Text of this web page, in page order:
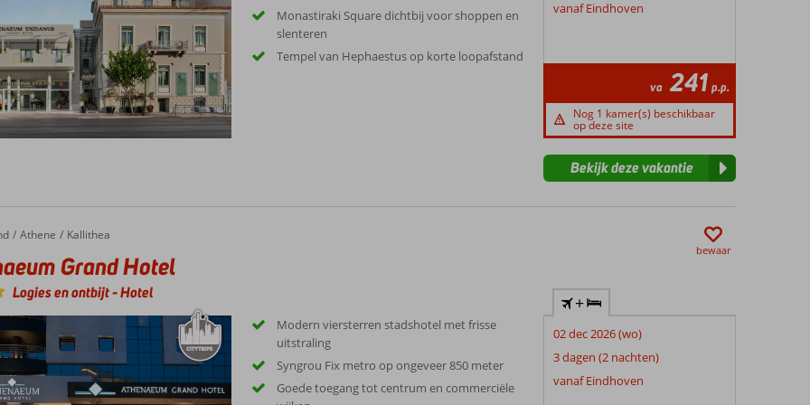
Monastiraki Square dichtbij voor shoppen en
slenteren
Tempel van Hephaestus op korte loopafstand
vanaf Eindhoven
va 241 p.p.
Nog 1 kamer(s) beschikbaar
op deze site
Bekijk deze vakantie
Athene Kallithea
Grand Hotel
Logies en ontbijt-Hotel
bewaar
Modern viersterren stadshotel met frisse
uitstraling
Syngrou Fix metro op ongeveer 850 meter
Goede toegang tot centrum en commerciële
+
02 dec 2026 (wo)
3 dagen (2 nachten)
vanaf Eindhoven